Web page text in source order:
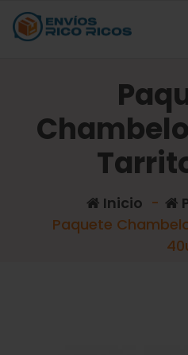
Inicio -
Paquete